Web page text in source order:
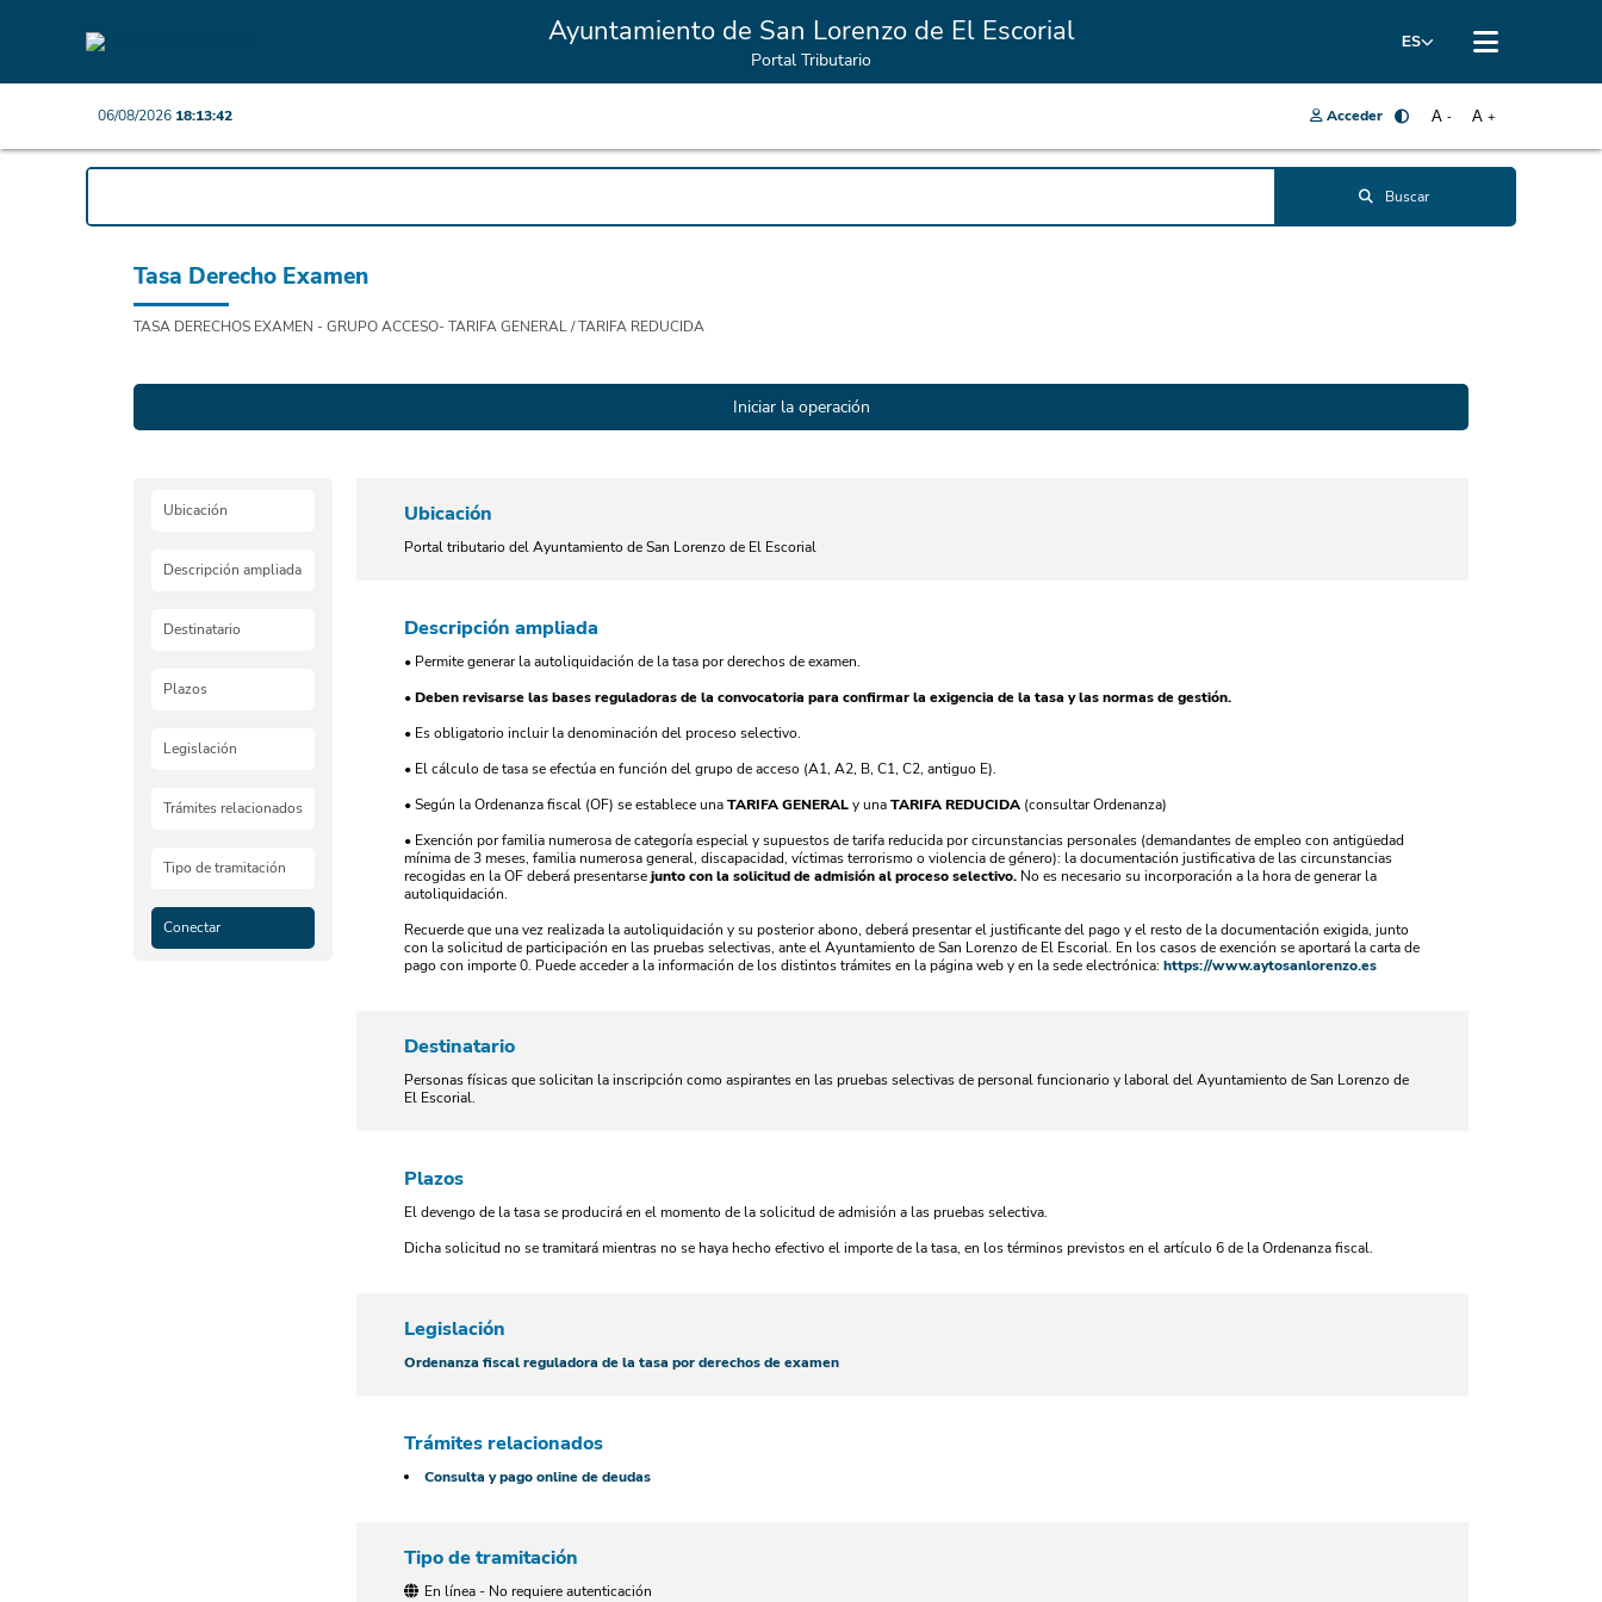
ES
Ayuntamiento de San Lorenzo de El Escorial
Portal Tributario
06/08/2026 18:13:42 Acceder A +
A -
Buscar
Tasa Derecho Examen
TASA DERECHOS EXAMEN - GRUPO ACCESO- TARIFA GENERAL / TARIFA REDUCIDA
Ubicación
Descripción ampliada
Destinatario
Plazos
Legislación
Trámites relacionados
Tipo de tramitación
Conectar
Ubicación
Portal tributario del Ayuntamiento de San Lorenzo de El Escorial
Descripción ampliada
• Permite generar la autoliquidación de la tasa por derechos de examen.
•Deben revisarse las bases reguladoras de la convocatoria para confirmar la exigencia de la tasa y las normas de gestión.
• Es obligatorio incluir la denominación del proceso selectivo.
• El cálculo de tasa se efectúa en función del grupo de acceso (A1, A2, B, C1, C2, antiguo E).
• Según la Ordenanza fiscal (OF) se establece unaTARIFA GENERALy unaTARIFA REDUCIDA (consultar Ordenanza)
• Exención por familia numerosa de categoría especial y supuestos de tarifa reducida por circunstancias personales (demandantes de empleo con antigüedad
mínima de 3 meses, familia numerosa general, discapacidad, víctimas terrorismo o violencia de género): la documentación justificativa de las circunstancias
recogidas en la OF deberá presentarsejunto con la solicitud de admisión al proceso selectivo. No es necesario su incorporación a la hora de generar la
autoliquidación.
Recuerde que una vez realizada la autoliquidación y su posterior abono, deberá presentar el justificante del pago y el resto de la documentación exigida, junto
con la solicitud de participación en las pruebas selectivas, ante el Ayuntamiento de San Lorenzo de El Escorial. En los casos de exención se aportará la carta de
pago con importe 0. Puede acceder a la información de los distintos trámites en la página web y en la sede electrónica: https://www.aytosanlorenzo.es
Destinatario
Personas físicas que solicitan la inscripción como aspirantes en las pruebas selectivas de personal funcionario y laboral del Ayuntamiento de San Lorenzo de
El Escorial.
Plazos
El devengo de la tasa se producirá en el momento de la solicitud de admisión a las pruebas selectiva.
Dicha solicitud no se tramitará mientras no se haya hecho efectivo el importe de la tasa, en los términos previstos en el artículo 6 de la Ordenanza fiscal.
Legislación
Ordenanza fiscal reguladora de la tasa por derechos de examen
Trámites relacionados
Consulta y pago online de deudas
Tipo de tramitación
En línea - No requiere autenticación